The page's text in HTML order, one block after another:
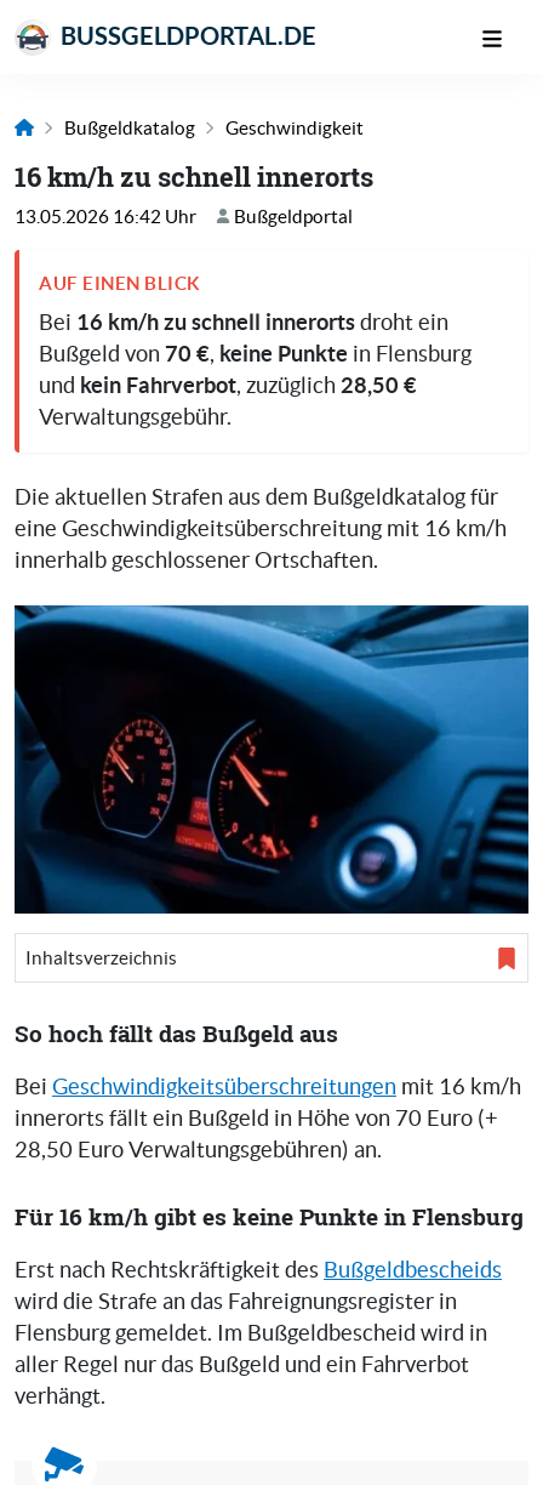
BUSSGELDPORTAL.DE
Bußgeldkatalog Geschwindigkeit
16 km/h zu schnell innerorts
13.05.2026 16:42 Uhr Bußgeldportal
AUF EINEN BLICK
Bei 16 km/h zu schnell innerorts droht ein
Bußgeld von 70 €, keine Punkte in Flensburg
und kein Fahrverbot, zuzüglich 28,50 €
Verwaltungsgebühr.
Die aktuellen Strafen aus dem Bußgeldkatalog für
eine Geschwindigkeitsüberschreitung mit 16 km/h
innerhalb geschlossener Ortschaften.
Inhaltsverzeichnis
So hoch fällt das Bußgeld aus
Bei Geschwindigkeitsüberschreitungen mit 16 km/h
innerorts fällt ein Bußgeld in Höhe von 70 Euro (+
28,50 Euro Verwaltungsgebühren) an.
Für 16 km/h gibt es keine Punkte in Flensburg
Erst nach Rechtskräftigkeit des Bußgeldbescheids
wird die Strafe an das Fahreignungsregister in
Flensburg gemeldet. Im Bußgeldbescheid wird in
aller Regel nur das Bußgeld und ein Fahrverbot
verhängt.